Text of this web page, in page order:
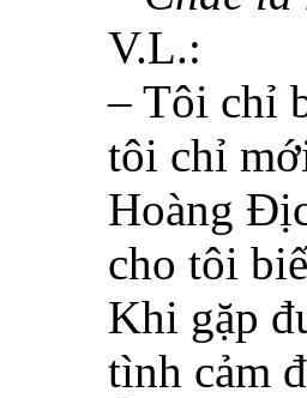
V.L.:
– Tôi chỉ
tôi chỉ
Hoàng
cho tôi
Khi gặp
tình cảm